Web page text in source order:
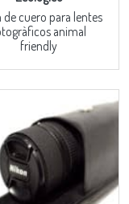
de cuero para lentes
animal
friendly